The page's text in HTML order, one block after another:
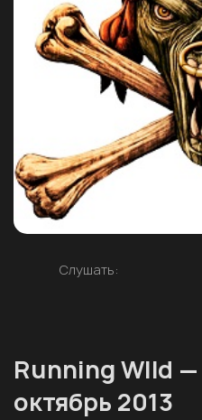
Слушать:
Running WIld
октябрь 2013